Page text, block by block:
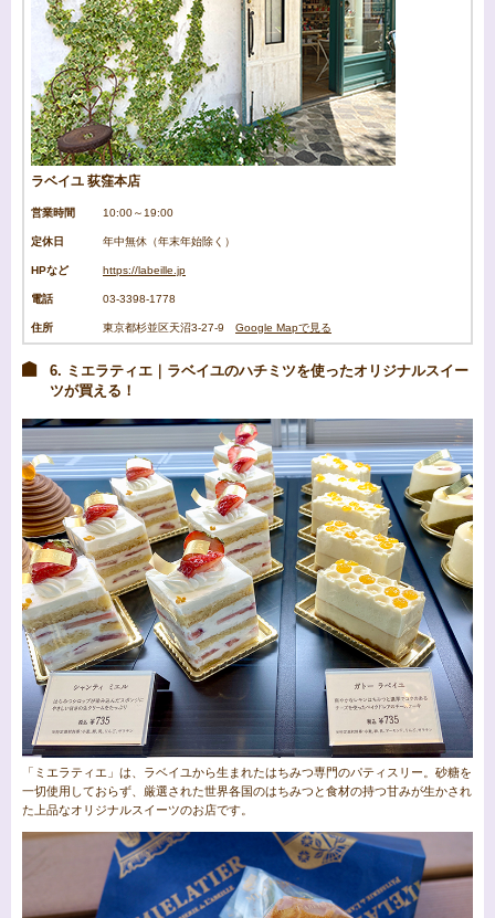
ラベイユ 荻窪本店
営業時間 10:00～19:00
定休日 年中無休（年末年始除く）
HPなど https://labeille.jp
電話 03-3398-1778
住所 東京都杉並区天沼3-27-9 Google Mapで見る
6. ミエラティエ｜ラベイユのハチミツを使ったオリジナルスイー
ツが買える！
「ミエラティエ」は、ラベイユから生まれたはちみつ専門のパティスリー。砂糖を
一切使用しておらず、厳選された世界各国のはちみつと食材の持つ甘みが生かされ
た上品なオリジナルスイーツのお店です。